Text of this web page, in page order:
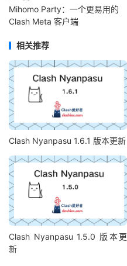
Mihomo Party：一个更易用的
Clash Meta 客户端
相关推荐
Clash Nyanpasu 1.6.1 版本更新
Clash Nyanpasu 1.5.0 版本更
新